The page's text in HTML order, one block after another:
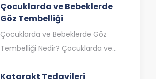
durumlardır. Retina, gözün arka
kısmında yer alan,…
Çocuklarda ve Bebeklerde
Göz Tembelliği
Çocuklarda ve Bebeklerde Göz
Tembelliği Nedir? Çocuklarda ve
(ambliyopi), genellikle bir gözün